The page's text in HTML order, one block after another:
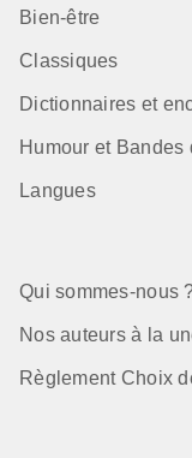
Bien-être
Classiques
Dictionnaires et
Humour et Bandes
Langues
Qui sommes-nous
Nos auteurs à la
Règlement Choix